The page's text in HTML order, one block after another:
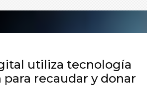
utiliza tecnología
recaudar y donar